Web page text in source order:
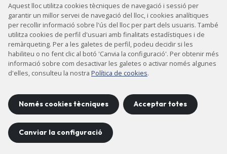
Accessibilitat
Contacte
Avís legal
Política de privacitat
Mapa del lloc
©2026CELLS
Aquest lloc utilitza cookies tècniques de navegació i sessió per
garantir un millor servei de navegació del lloc, i cookies analítiques
per recollir informació sobre l'ús del lloc per part dels usuaris. També
utilitza cookies de perfil d'usuari amb finalitats estadístiques i de
remàrqueting. Per a les galetes de perfil, podeu decidir si les
habiliteu o no fent clic al botó 'Canvia la configuració'. Per obtenir més
informació sobre com desactivar les galetes o activar només algunes
d'elles, consulteu la nostra Política de cookies.
Només cookies tècniques Acceptar totes
Canviar la configuració